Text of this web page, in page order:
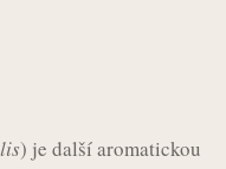
) je další aromatickou